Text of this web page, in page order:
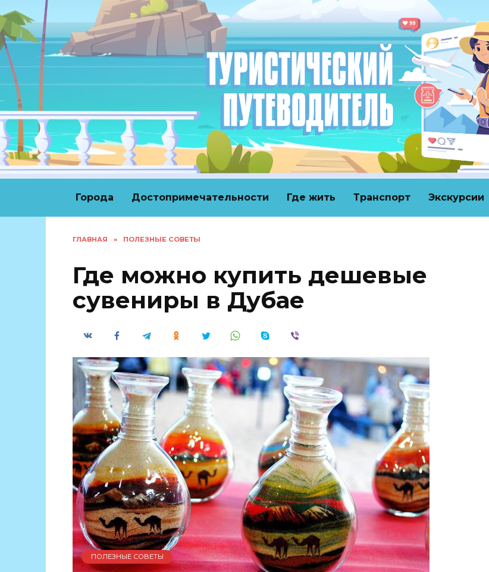
к
содержанию
Города Достопримечательности Где жить Транспорт Экскурсии
ГЛАВНАЯ » ПОЛЕЗНЫЕ СОВЕТЫ
Где можно купить дешевые
сувениры в Дубае
ПОЛЕЗНЫЕ СОВЕТЫ